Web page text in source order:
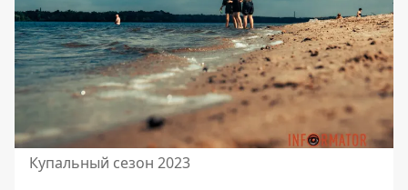
Купальный сезон 2023